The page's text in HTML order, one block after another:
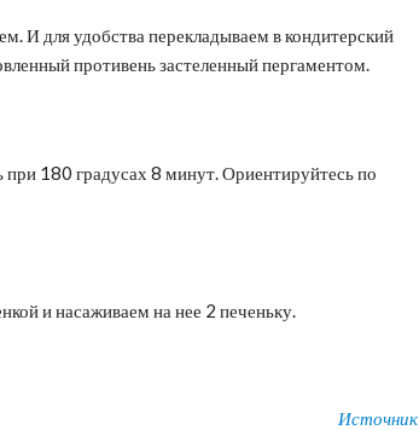
И для удобства перекладываем в кондитерский
противень застеленный пергаментом.
при 180 градусах 8 минут. Ориентируйтесь по
и насаживаем на нее 2 печеньку.
Источник